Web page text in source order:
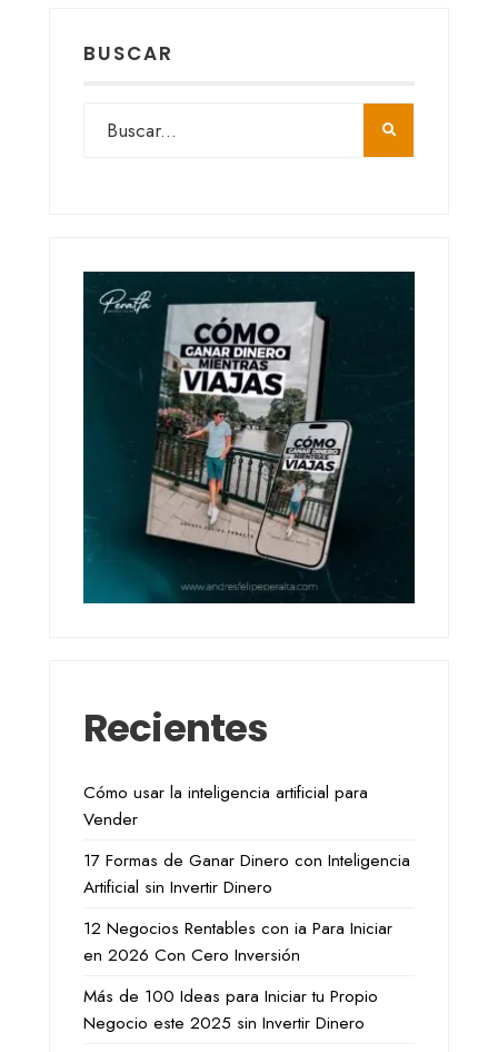
BUSCAR
Recientes
Cómo usar la inteligencia artificial para
Vender
17 Formas de Ganar Dinero con Inteligencia
Artificial sin Invertir Dinero
12 Negocios Rentables con ia Para Iniciar
en 2026 Con Cero Inversión
Más de 100 Ideas para Iniciar tu Propio
Negocio este 2025 sin Invertir Dinero